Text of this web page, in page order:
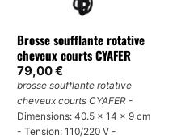
Brosse soufflante rotative
cheveux courts CYAFER
79,00€
brosse soufflante rotative
cheveux courts CYAFER -
Dimensions: 40.5 x 14 x 9 cm
- Tension: 110/220 V -